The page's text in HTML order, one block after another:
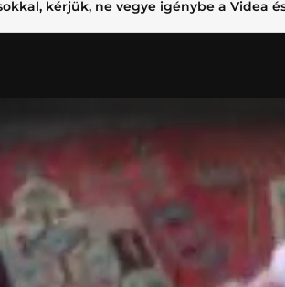
kérjük, ne vegye igénybe a Videa